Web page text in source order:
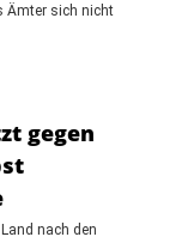
Ämter sich nicht
gegen
nach den